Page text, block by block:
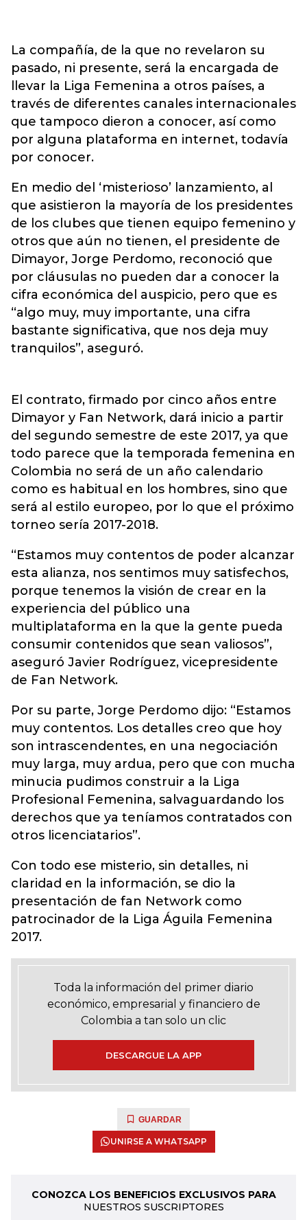
La compañía, de la que no revelaron su
pasado, ni presente, será la encargada de
llevar la Liga Femenina a otros países, a
través de diferentes canales internacionales
que tampoco dieron a conocer, así como
por alguna plataforma en internet, todavía
por conocer.
En medio del ‘misterioso’ lanzamiento, al
que asistieron la mayoría de los presidentes
de los clubes que tienen equipo femenino y
otros que aún no tienen, el presidente de
Dimayor, Jorge Perdomo, reconoció que
por cláusulas no pueden dar a conocer la
cifra económica del auspicio, pero que es
“algo muy, muy importante, una cifra
bastante significativa, que nos deja muy
tranquilos”, aseguró.
El contrato, firmado por cinco años entre
Dimayor y Fan Network, dará inicio a partir
del segundo semestre de este 2017, ya que
todo parece que la temporada femenina en
Colombia no será de un año calendario
como es habitual en los hombres, sino que
será al estilo europeo, por lo que el próximo
torneo sería 2017-2018.
“Estamos muy contentos de poder alcanzar
esta alianza, nos sentimos muy satisfechos,
porque tenemos la visión de crear en la
experiencia del público una
multiplataforma en la que la gente pueda
consumir contenidos que sean valiosos”,
aseguró Javier Rodríguez, vicepresidente
de Fan Network.
Por su parte, Jorge Perdomo dijo: “Estamos
muy contentos. Los detalles creo que hoy
son intrascendentes, en una negociación
muy larga, muy ardua, pero que con mucha
minucia pudimos construir a la Liga
Profesional Femenina, salvaguardando los
derechos que ya teníamos contratados con
otros licenciatarios”.
Con todo ese misterio, sin detalles, ni
claridad en la información, se dio la
presentación de fan Network como
patrocinador de la Liga Águila Femenina
2017.
Toda la información del primer diario
económico, empresarial y financiero de
Colombia a tan solo un clic
DESCARGUE LA APP
GUARDAR
UNIRSE A WHATSAPP
CONOZCA LOS BENEFICIOS EXCLUSIVOS PARA
NUESTROS SUSCRIPTORES